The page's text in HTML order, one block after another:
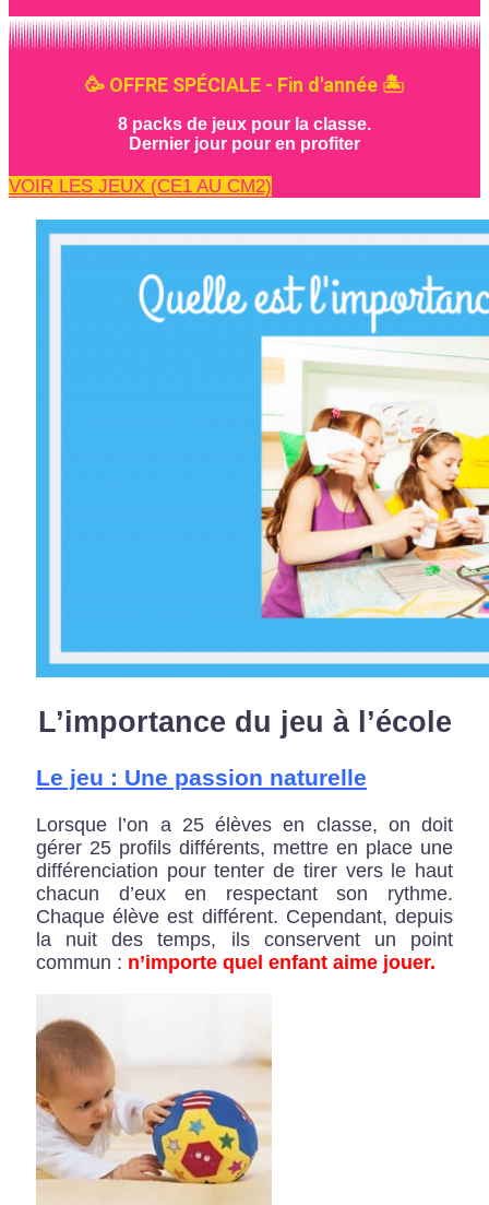
🥳 OFFRE SPÉCIALE - Fin d'année 🏝️
8 packs de jeux pour la classe.
Dernier jour pour en profiter
VOIR LES JEUX (CE1 AU CM2)
L’importance du jeu à l’école
Le jeu : Une passion naturelle
Lorsque l’on a 25 élèves en classe, on doit
gérer 25 profils différents, mettre en place une
différenciation pour tenter de tirer vers le haut
chacun d’eux en respectant son rythme.
Chaque élève est différent. Cependant, depuis
la nuit des temps, ils conservent un point
commun : n’importe quel enfant aime jouer.